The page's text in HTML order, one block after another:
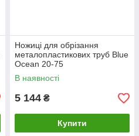
Ножиці для обрізання
металопластикових труб Blue
Ocean 20-75
В наявності
5 144 ₴
Купити